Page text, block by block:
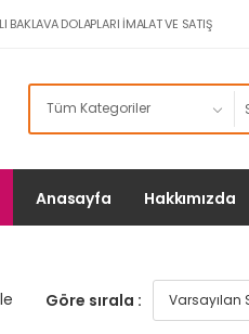
BAKLAVA DOLAPLARI İMALAT VE SATIŞ
Anasayfa Hakkımızda
Göre sırala :